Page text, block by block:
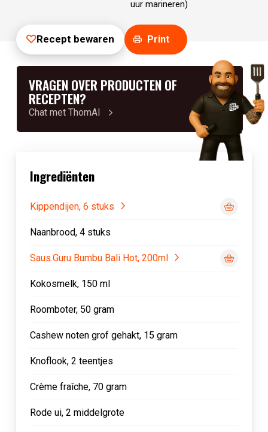
uur marineren)
Recept bewaren Print
VRAGEN OVER PRODUCTEN OF
RECEPTEN?
Chat met ThomAI
Ingrediënten
Kippendijen, 6 stuks
Naanbrood, 4 stuks
Saus.Guru Bumbu Bali Hot, 200ml
Kokosmelk, 150 ml
Roomboter, 50 gram
Cashew noten grof gehakt, 15 gram
Knoflook, 2 teentjes
Crème fraîche, 70 gram
Rode ui, 2 middelgrote